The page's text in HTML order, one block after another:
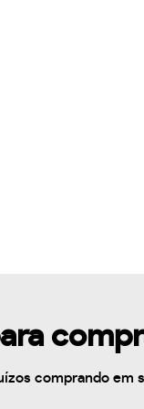
comprando em